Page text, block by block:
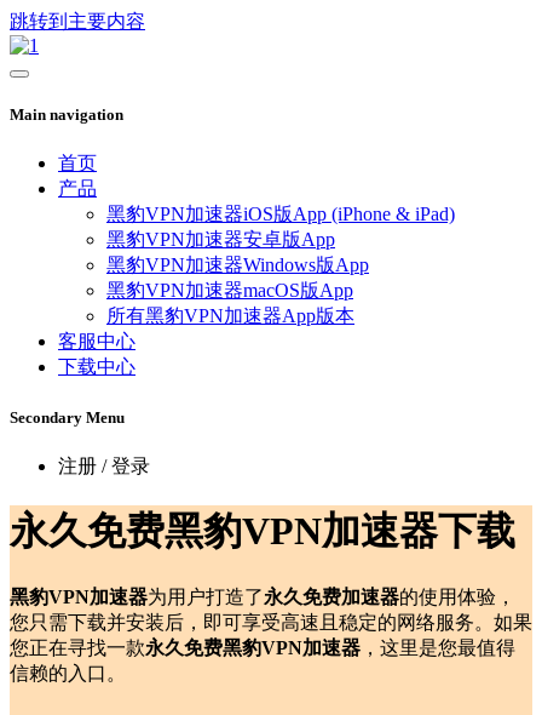
跳转到主要内容
Main navigation
首页
产品
黑豹VPN加速器iOS版App (iPhone & iPad)
黑豹VPN加速器安卓版App
黑豹VPN加速器Windows版App
黑豹VPN加速器macOS版App
所有黑豹VPN加速器App版本
客服中心
下载中心
Secondary Menu
注册 / 登录
永久免费黑豹VPN加速器下载
黑豹VPN加速器为用户打造了永久免费加速器的使用体验，
您只需下载并安装后，即可享受高速且稳定的网络服务。如果
您正在寻找一款永久免费黑豹VPN加速器 ，这里是您最值得
信赖的入口。